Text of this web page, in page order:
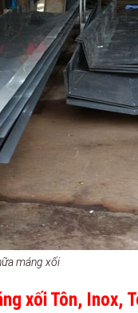
máng xối
xối Tôn, Inox,